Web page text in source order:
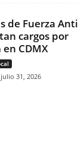
de Fuerza Anti
cargos por
CDMX
julio 31, 2026